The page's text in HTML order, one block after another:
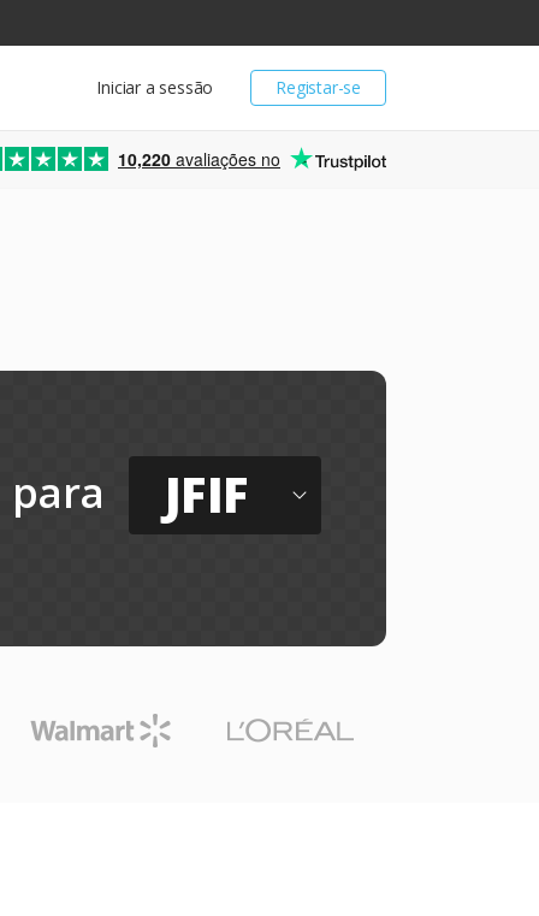
Registar-se
Iniciar a sessão
10,220 avaliações no
para JFIF